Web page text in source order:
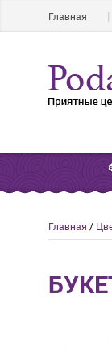
Главная
Главная /